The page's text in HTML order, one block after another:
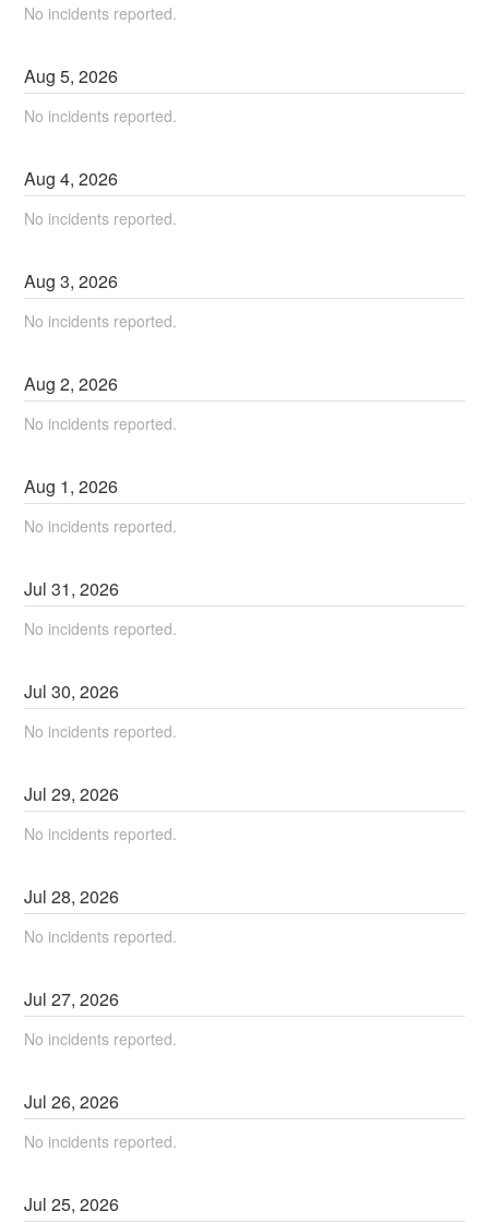
No incidents reported.
Aug5,2026
No incidents reported.
Aug4,2026
No incidents reported.
Aug3,2026
No incidents reported.
Aug2,2026
No incidents reported.
Aug 1,2026
No incidents reported.
Jul31,2026
No incidents reported.
Jul30,2026
No incidents reported.
Jul29,2026
No incidents reported.
Jul28,2026
No incidents reported.
Jul27,2026
No incidents reported.
Jul26,2026
No incidents reported.
Jul25,2026